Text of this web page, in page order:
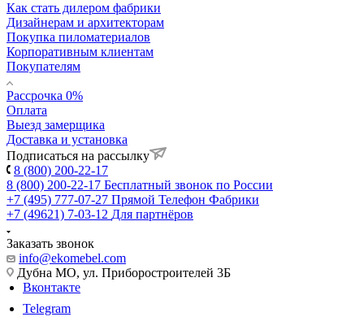
Как стать дилером фабрики
Дизайнерам и архитекторам
Покупка пиломатериалов
Корпоративным клиентам
Покупателям
Рассрочка 0%
Оплата
Выезд замерщика
Доставка и установка
Подписаться на рассылку
8 (800) 200-22-17
8 (800) 200-22-17 Бесплатный звонок по России
+7 (495) 777-07-27 Прямой Телефон Фабрики
+7 (49621) 7-03-12 Для партнёров
Заказать звонок
info@ekomebel.com
Дубна МО, ул. Приборостроителей 3Б
Вконтакте
Telegram